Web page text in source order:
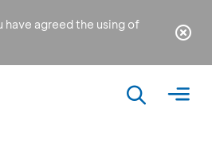
have agreed the using of